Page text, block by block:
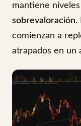
mantiene
sobrevaloración.
comienzan a
atrapados en un